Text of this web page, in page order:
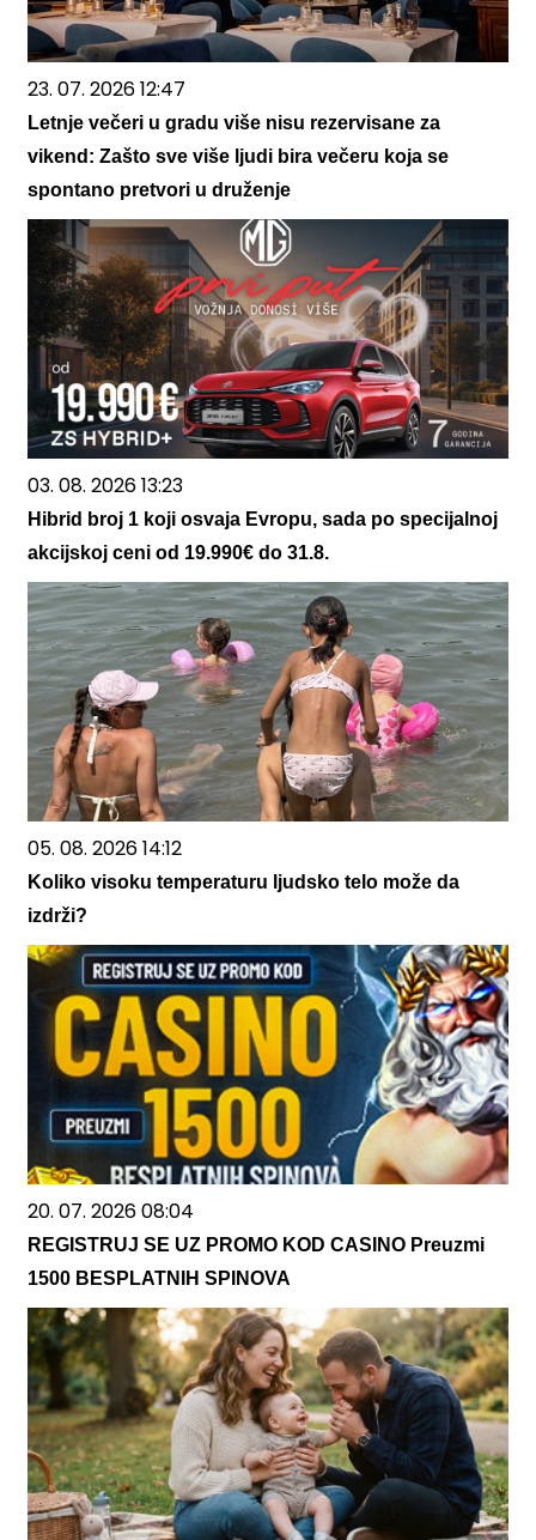
23. 07. 2026 12:47
Letnje večeri u gradu više nisu rezervisane za
vikend: Zašto sve više ljudi bira večeru koja se
spontano pretvori u druženje
03. 08. 2026 13:23
Hibrid broj 1 koji osvaja Evropu, sada po specijalnoj
akcijskoj ceni od 19.990€ do 31.8.
05. 08. 2026 14:12
Koliko visoku temperaturu ljudsko telo može da
izdrži?
20. 07. 2026 08:04
REGISTRUJ SE UZ PROMO KOD CASINO Preuzmi
1500 BESPLATNIH SPINOVA